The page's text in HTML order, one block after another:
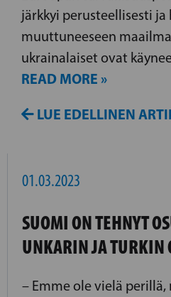
järkkyi perusteellisesti ja
muuttuneeseen
ukrainalaiset ovat
READ MORE »
LUE EDELLINEN
01.03.2023
SUOMI ON TEHNYT
UNKARIN JA
– Emme ole vielä